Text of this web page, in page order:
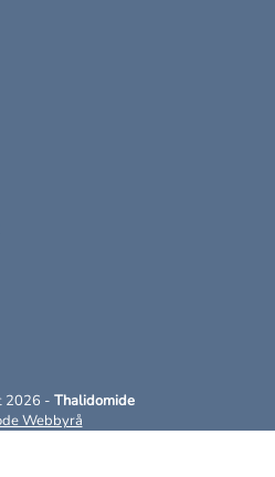
2026 - Thalidomide
Webbyrå